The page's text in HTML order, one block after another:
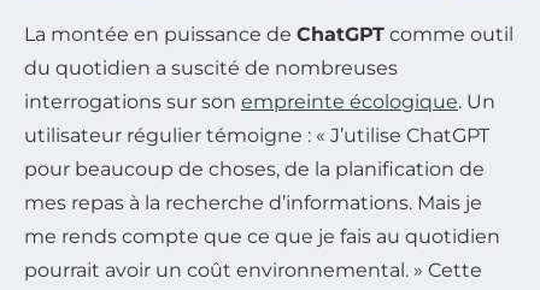
La montée en puissance de ChatGPT comme outil
du quotidien a suscité de nombreuses
interrogations sur son empreinte écologique. Un
utilisateur régulier témoigne : « J’utilise ChatGPT
pour beaucoup de choses, de la planification de
mes repas à la recherche d’informations. Mais je
me rends compte que ce que je fais au quotidien
pourrait avoir un coût environnemental. » Cette